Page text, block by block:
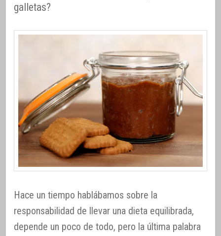
galletas?
Hace un tiempo hablábamos sobre la
responsabilidad de llevar una dieta equilibrada,
depende un poco de todo, pero la última palabra